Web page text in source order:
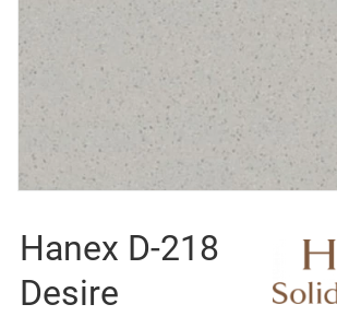
Hanex D-218
Desire